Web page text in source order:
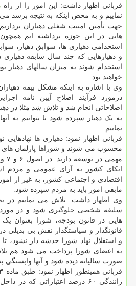
قربانی اظهار داشت: این امور را از راه
نماییم و به محض اینکه به نتیجه برسد
جهت تأمین امنیت شغلی دهیاران
هایی در این حوزه برداشته ایم همچون
استخدامی دهیاری ها، سوابق دهیار،
و دهیارهایی که چند سال سابقه دهیاری
استخدام شوند به میزان سالهای دهیار
خواهند بود.
وی با اشاره به اینکه مشکل بیمه
درمورد فرآیند اصلاح آیین نامه
اصلاحاتی انجام شد و تلاش شد مثلا در
به یک دهیار سپرده شود تا بتوانیم به
نماییم.
قربانی اظهار نمود: دهیاری ها
محسوب می شوند و شوراها پارلمان
اتکای کشور به آرای عمومی و مردم
اقتصادی و اجتماعی کشور، به غیر از
مابقی امور باید به مردم سپرده شود.
وی اظهار داشت: تلاش می نماییم در
سلیقه شخصی جلوگیری شود و در مورد
هایی در قانون بودجه، شورا بعنوان یک
قانونگذار و سیاستگذار نقش بی بدیلی
و استقلال نهاد شورا خدشه دار نشود،
به اعضای شورا پرداخت می شود هم
صورت سالیانه دیده شود و آنها وابستگی
رانندگی ۶۰ درصد اعتباراتی که